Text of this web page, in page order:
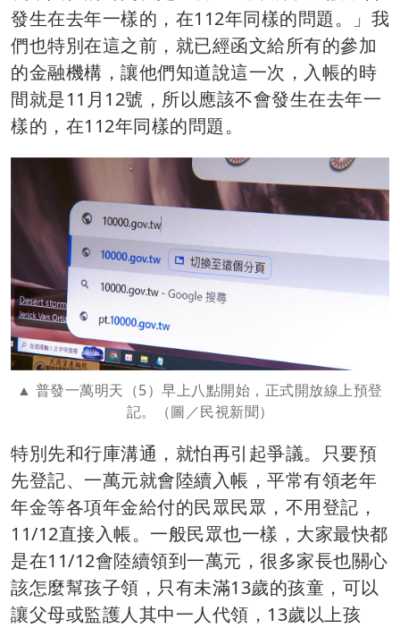
發生在去年一樣的，在112年同樣的問題。」我
們也特別在這之前，就已經函文給所有的參加
的金融機構，讓他們知道說這一次，入帳的時
間就是11月12號，所以應該不會發生在去年一
樣的，在112年同樣的問題。
普發一萬明天（5）早上八點開始，正式開放線上預登
記。（圖／民視新聞）
特別先和行庫溝通，就怕再引起爭議。只要預
先登記、一萬元就會陸續入帳，平常有領老年
年金等各項年金給付的民眾民眾，不用登記，
11/12直接入帳。一般民眾也一樣，大家最快都
是在11/12會陸續領到一萬元，很多家長也關心
該怎麼幫孩子領，只有未滿13歲的孩童，可以
讓父母或監護人其中一人代領，13歲以上孩